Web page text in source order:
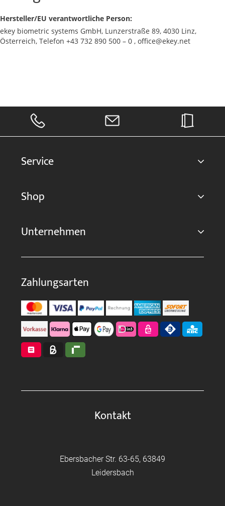
Hersteller/EU verantwortliche Person:
ekey biometric systems GmbH, Lunzerstraße 89, 4030 Linz,
Österreich, Telefon +43 732 890 500 – 0 , office@ekey.net
Service
Shop
Unternehmen
Zahlungsarten
Kontakt
Ebersbacher Str. 63-65, 63849
Leidersbach